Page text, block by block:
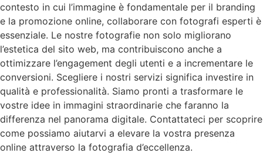
contesto in cui l’immagine è fondamentale per il branding
e la promozione online, collaborare con fotografi esperti è
essenziale. Le nostre fotografie non solo migliorano
l’estetica del sito web, ma contribuiscono anche a
ottimizzare l’engagement degli utenti e a incrementare le
conversioni. Scegliere i nostri servizi significa investire in
qualità e professionalità. Siamo pronti a trasformare le
vostre idee in immagini straordinarie che faranno la
differenza nel panorama digitale. Contattateci per scoprire
come possiamo aiutarvi a elevare la vostra presenza
online attraverso la fotografia d’eccellenza.